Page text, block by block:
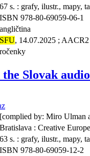
67 s. : grafy, ilustr., mapy,
ISBN 978-80-69059-06-1
angličtina
SFU, 14.07.2025 ;
ročenky
Slovak
[complied by: Miro Ulman
Bratislava : Creative
63 s. : grafy, ilustr., mapy,
ISBN 978-80-69059-12-2